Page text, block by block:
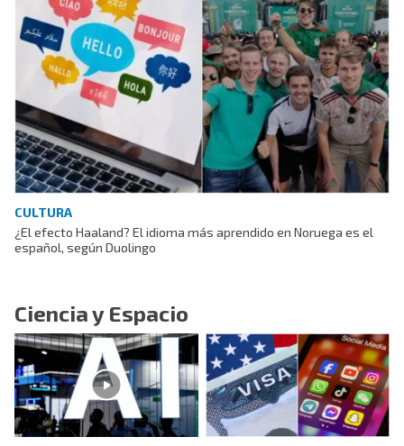
CULTURA
¿El efecto Haaland? El idioma más aprendido en Noruega es el
español, según Duolingo
Ciencia y Espacio